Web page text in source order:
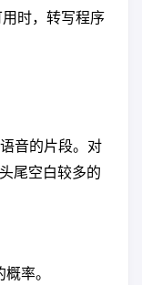
时，转写程序
音的片段。对
尾空白较多的
率。